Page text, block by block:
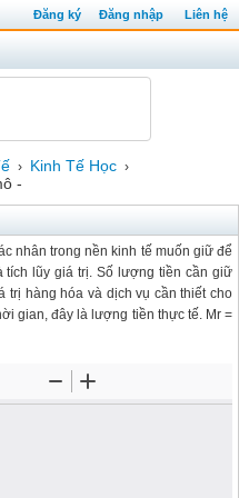
Đăng ký Đăng nhập Liên hệ
› Kinh Tế Học ›
-
nhân trong nền kinh tế muốn giữ để
tích lũy giá trị. Số lượng tiền cần giữ
hàng hóa và dịch vụ cần thiết cho
gian, đây là lượng tiền thực tế. Mr =